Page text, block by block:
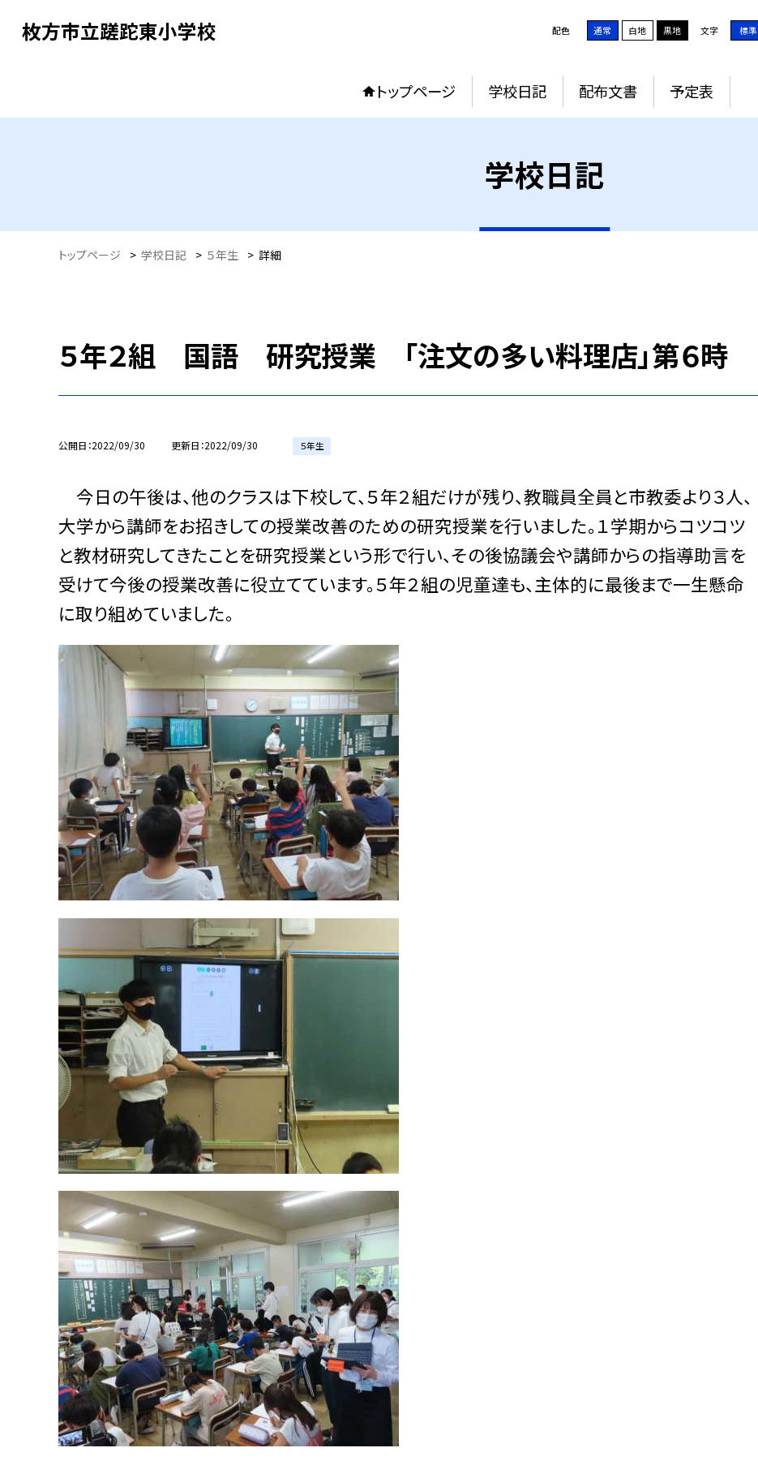
枚方市立蹉跎東小学校 配色 通常 白地 黒地 文字 標準
トップページ 学校日記 配布文書 予定表
学校日記
トップページ > 学校日記 > ５年生 > 詳細
５年２組 国語 研究授業 「注文の多い料理店」第６時
公開日 2022/09/30 更新日 2022/09/30 ５年生
今日の午後は、他のクラスは下校して、５年２組だけが残り、教職員全員と市教委より３人、
大学から講師をお招きしての授業改善のための研究授業を行いました。１学期からコツコツ
と教材研究してきたことを研究授業という形で行い、その後協議会や講師からの指導助言を
受けて今後の授業改善に役立てています。５年２組の児童達も、主体的に最後まで一生懸命
に取り組めていました。